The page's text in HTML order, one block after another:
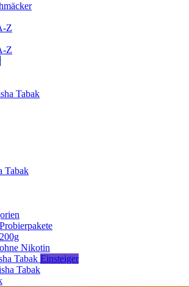
Z
Z
Tabak
Tabak
Nikotin
Tabak Einsteiger
Tabak